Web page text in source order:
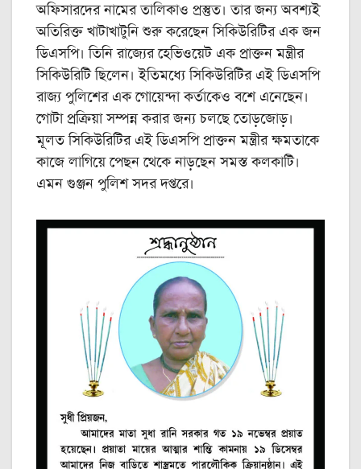
অফিসারদের নামের তালিকাও প্রস্তুত। তার জন্য অবশ্যই
অতিরিক্ত খাটাখাটুনি শুরু করেছেন সিকিউরিটির এক জন
ডিএসপি। তিনি রাজ্যের হেভিওয়েট এক প্রাক্তন মন্ত্রীর
সিকিউরিটি ছিলেন। ইতিমধ্যে সিকিউরিটির এই ডিএসপি
রাজ্য পুলিশের এক গোয়েন্দা কর্তাকেও বশে এনেছেন।
গোটা প্রক্রিয়া সম্পন্ন করার জন্য চলছে তোড়জোড়।
মূলত সিকিউরিটির এই ডিএসপি প্রাক্তন মন্ত্রীর ক্ষমতাকে
কাজে লাগিয়ে পেছন থেকে নাড়ছেন সমস্ত কলকাটি।
এমন গুঞ্জন পুলিশ সদর দপ্তরে।